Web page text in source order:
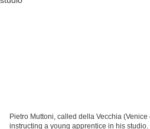
Pietro Muttoni, called della Vecchia
instructing a young apprentice in his